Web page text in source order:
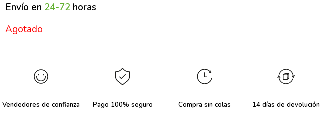
Envío en 24-72 horas
Agotado
Vendedores de confianza Pago 100% seguro Compra sin colas 14 días de devolución